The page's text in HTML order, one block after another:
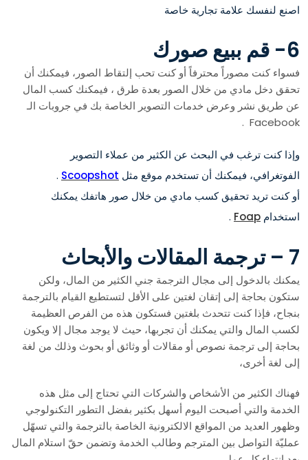
اصنع لنفسك علامة تجارية خاصة
6- قم ببيع صورك
فسواء كنت مصوراً محترفاً أو كنت تحب إلتقاط الصور، فيمكنك أن
تحقق دخل مادي من خلال الصور بعدة طرق ، فيمكنك كسب المال
عن طريق نشر وعرض خدمات التصوير الخاصة بك في جروبات الـ
Facebook .
وإذا كنت ترغب في البحث عن الكثير من عملاء التصوير
الفوتغرافي، فيمكنك أن تستخدم موقع مثل Scoopshot
.
أو كنت تريد تحقيق كسب مادي من خلال صور هاتفك يمكنك
استخدام Foap
.
7 – ترجمة المقالات والأبحاث
يمكنك بالدخول إلى مجال الترجمة جني الكثير من المال، ولكن
ستكون بحاجة إلى إتقان لغتين على الأقل لتستطيع القيام بالترجمة
بنجاح، فإذا كنت تتحدث بلغتين فستكون هذه من الفرص العظيمة
لكسب المال والتي يمكنك أن تجربها، حيث لا يوجد مجال إلا ويكون
بحاجة إلى ترجمة نصوص أو مقالات أو وثائق أو بحوث وذلك من لغة
إلى لغة أخرى،
فهناك الكثير من الأشخاص والشركات التي تحتاج إلى مثل هذه
الخدمة والتي أصبحت اليوم أسهل بكثير بفضل التطور التكنولوجي
وظهور العديد من المواقع الالكترونية الخاصة بالترجمة والتي تسهّل
عمليّة التواصل بين المترجم وطالب الخدمة وتضمن حقّ استلام المال